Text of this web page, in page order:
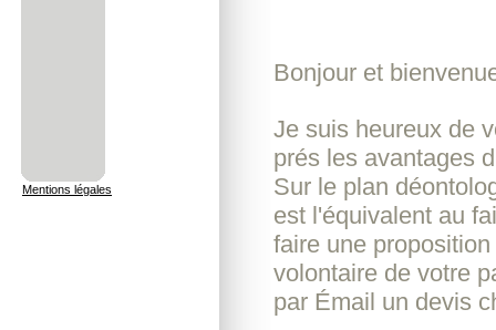
Mentions légales
Bonjour et
Je suis heureux de
prés les avantages
Sur le plan
est l'équivalent au
faire une
volontaire de votre
par Émail un devis